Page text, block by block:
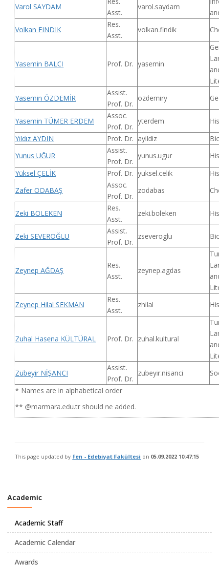
Varol SAYDAM
Asst.
varol.saydam
Volkan FINDIK
Res.
Asst.
volkan.findik
Yasemin BALCI Prof. Dr. yasemin
Yasemin ÖZDEMİR
Assist.
Prof. Dr.
ozdemiry
Yasemin TÜMER ERDEM
Assoc.
Prof. Dr.
yterdem
Yıldız AYDIN
Prof. Dr. ayildiz
Yunus UĞUR
Assist.
Prof. Dr.
yunus.ugur
Yüksel ÇELİK
Prof. Dr. yuksel.celik
Zafer ODABAŞ
Assoc.
Prof. Dr.
zodabas
Zeki BOLEKEN
Res.
Asst.
zeki.boleken
Zeki SEVEROĞLU
Assist.
Prof. Dr.
zseveroglu
Zeynep AĞDAŞ
Res.
Asst.
zeynep.agdas
Zeynep Hilal SEKMAN
Res.
Asst.
zhilal
Zuhal Hasena KÜLTÜRAL Prof. Dr. zuhal.kultural
Zübeyir NİŞANCI
Assist.
Prof. Dr.
zubeyir.nisanci
* Names are in alphabetical order
** @marmara.edu.tr should ne added.
This page updated by Fen - Edebiyat Fakültesi on 05.09.2022 10:47:15
Academic
Academic Staff
Academic Calendar
Awards